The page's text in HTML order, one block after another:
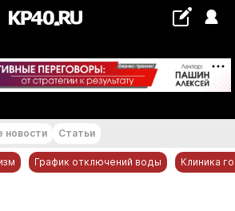
+19...+20 °С
новости Статьи
График отключений воды Клиника